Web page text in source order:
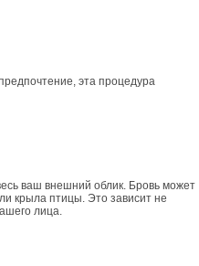
эта процедура
ваш внешний облик. Бровь может
крыла птицы. Это зависит не
лица.